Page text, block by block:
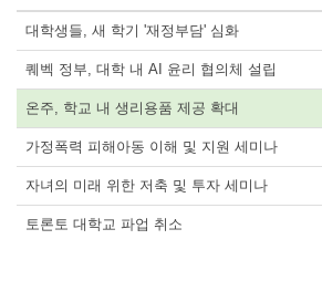
대학생들, 새 학기 '재정부담' 심화
퀘벡 정부, 대학 내 AI 윤리 협의체 설립
온주, 학교 내 생리용품 제공 확대
가정폭력 피해아동 이해 및 지원 세미나
자녀의 미래 위한 저축 및 투자 세미나
토론토 대학교 파업 취소